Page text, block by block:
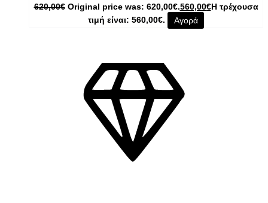
620,00€ Original price was: 620,00€.560,00€Η τρέχουσα
τιμή είναι: 560,00€.
Αγορά